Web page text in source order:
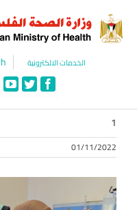
content
الخدمات الالكترونية
Facebook
1
01/11/2022